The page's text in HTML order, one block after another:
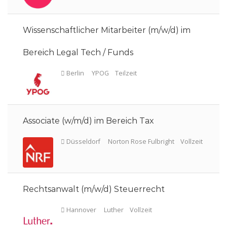
Berlin FPS Vollzeit
Wissenschaftlicher Mitarbeiter (m/w/d) im
Bereich Legal Tech / Funds
Associate (w/m/d) im Bereich Tax
Rechtsanwalt (m/w/d) Steuerrecht